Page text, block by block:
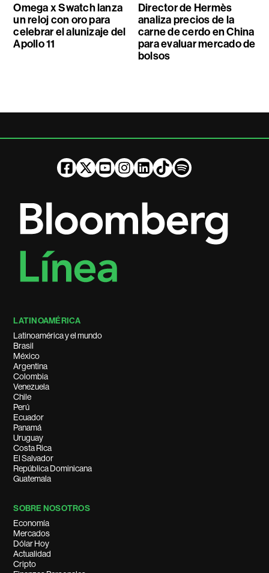
Omega x Swatch lanza
un reloj con oro para
celebrar el alunizaje del
Apollo 11
Director de Hermès
analiza precios de la
carne de cerdo en China
para evaluar mercado de
bolsos
LATINOAMÉRICA
Latinoamérica y el mundo
Brasil
México
Argentina
Colombia
Venezuela
Chile
Perú
Ecuador
Panamá
Uruguay
Costa Rica
El Salvador
República Dominicana
Guatemala
SOBRE NOSOTROS
Economía
Mercados
Dólar Hoy
Actualidad
Cripto